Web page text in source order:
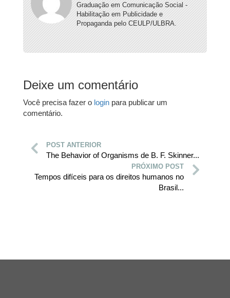
Graduação em Comunicação Social -
Habilitação em Publicidade e
Propaganda pelo CEULP/ULBRA.
Deixe um comentário
Você precisa fazer o login para publicar um
comentário.
POST ANTERIOR
The Behavior of Organisms de B. F. Skinner...
PRÓXIMO POST
Tempos difíceis para os direitos humanos no
Brasil...